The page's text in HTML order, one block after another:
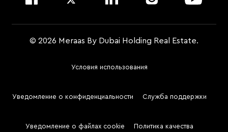
© 2026 Meraas By Dubai Holding Real Estate.
Two
Условия использования
Уведомление о конфиденциальности Служба поддержки
Уведомление о файлах cookie Политика качества